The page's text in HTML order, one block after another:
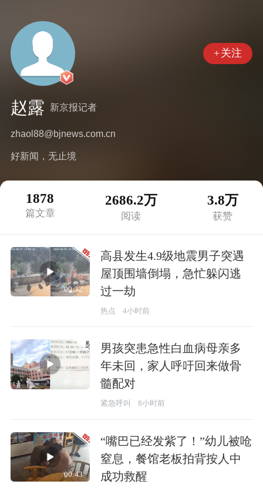
+关注
赵露 新京报记者
zhaol88@bjnews.com.cn
好新闻，无止境
1878
篇文章
2686.2万
阅读
3.8万
获赞
00:32
高县发生4.9级地震男子突遇
屋顶围墙倒塌，急忙躲闪逃
过一劫
热点 4小时前
男孩突患急性白血病母亲多
年未回，家人呼吁回来做骨
髓配对
紧急呼叫 8小时前
00:43
“嘴巴已经发紫了！”幼儿被呛
窒息，餐馆老板拍背按人中
成功救醒